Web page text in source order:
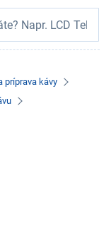
príprava kávy